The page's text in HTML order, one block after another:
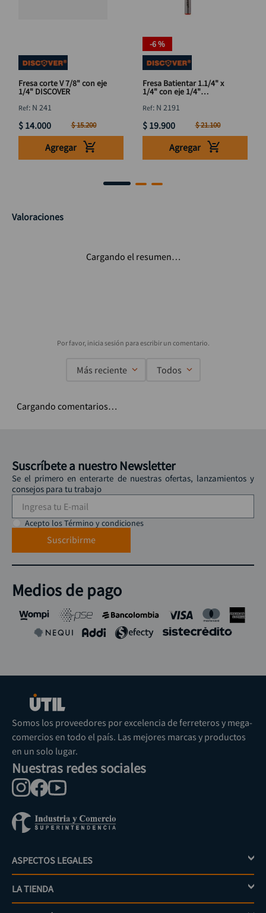
Fresa corte V 7/8" con eje
1/4" DISCOVER
: N 241
$ 14.000 $15.200
Agregar
-6 %
Fresa Batientar 1.1/4" x
1/4" con eje 1/4"
: N 2191
$ 19.900 $21.100
Agregar
Valoraciones
Cargando el resumen…
Más reciente Todos
Cargando comentarios…
Suscríbete a nuestro Newsletter
Se el primero en enterarte de nuestras ofertas, lanzamientos y
consejos para tu trabajo
Acepto los Término y condiciones
Suscribirme
Medios de pago
Somos los proveedores por excelencia de ferreteros y mega-
comercios en todo el país. Las mejores marcas y productos
en un solo lugar.
Nuestras redes sociales
ASPECTOS LEGALES +
Política de tratamiento de datos personales
LA TIENDA +